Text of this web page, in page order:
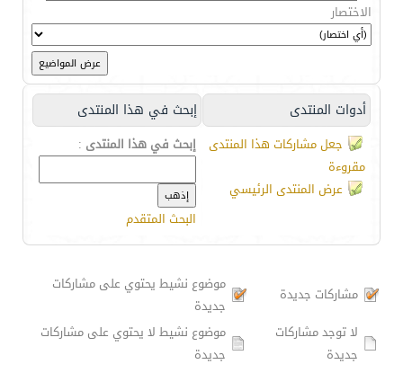
الاختصار
أدوات المنتدى إبحث في هذا المنتدى
جعل مشاركات هذا المنتدى
مقروءة
عرض المنتدى الرئيسي
إبحث في هذا المنتدى :
البحث المتقدم
مشاركات جديدة
موضوع نشيط يحتوي على مشاركات
جديدة
لا توجد مشاركات
جديدة
موضوع نشيط لا يحتوي على مشاركات
جديدة